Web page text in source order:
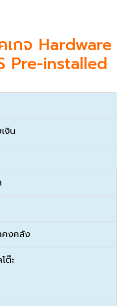
เกจ Hardware
Pre-installed
งิน
คงคลัง
ต๊ะ